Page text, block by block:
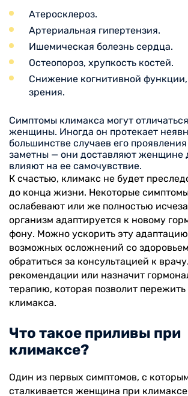
Атеросклероз.
Артериальная гипертензия.
Ишемическая болезнь сердца.
Остеопороз, хрупкость костей.
Снижение когнитивной
зрения.
Симптомы климакса могут
женщины. Иногда он протекает
большинстве случаев его
заметны — они доставляют женщине
влияют на ее самочувствие.
К счастью, климакс не будет
до конца жизни. Некоторые
ослабевают или же полностью
организм адаптируется к новому
фону. Можно ускорить эту
возможных осложнений со
обратиться за консультацией к
рекомендации или назначит
терапию, которая позволит
климакса.
Что такое приливы при
климаксе?
Один из первых симптомов, с
сталкивается женщина при